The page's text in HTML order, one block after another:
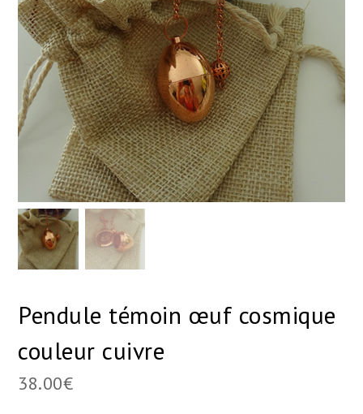
Pendule témoin œuf cosmique
couleur cuivre
38.00€